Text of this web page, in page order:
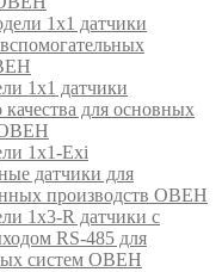
1х1 датчики
1х1 датчики
для основных
ОВЕН
1х1-Exi
датчики для
производств ОВЕН
1х3-R датчики с
RS-485 для
систем ОВЕН